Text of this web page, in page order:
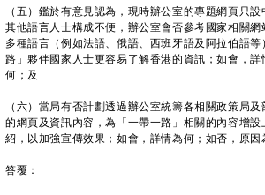
（五）鑑於有意見認為，現時辦公室的專題網頁只
其他語言人士構成不便，辦公室會否參考國家相關
多種語言（例如法語、俄語、西班牙語及阿拉伯語
路」夥伴國家人士更容易了解香港的資訊；如會，
何；及
（六）當局有否計劃透過辦公室統籌各相關政策局
的網頁及資訊內容，為「一帶一路」相關的內容增
紹，以加強宣傳效果；如會，詳情為何；如否，原因
答覆：